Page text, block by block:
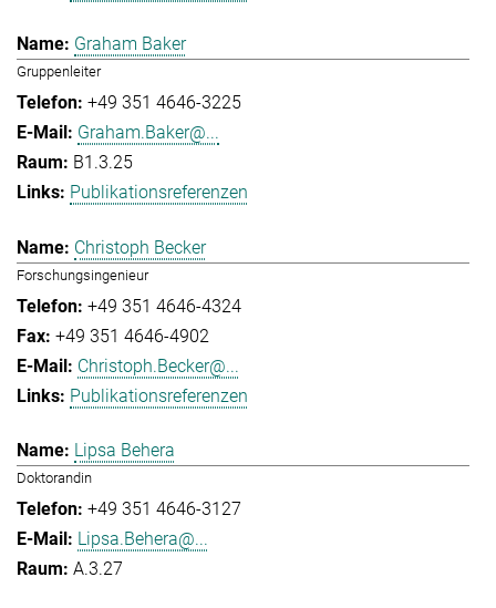
Graham Baker
Gruppenleiter
+49 351 4646-3225
Graham.Baker@...
B1.3.25
Publikationsreferenzen
Christoph Becker
Forschungsingenieur
+49 351 4646-4324
+49 351 4646-4902
Christoph.Becker@...
Publikationsreferenzen
Lipsa Behera
Doktorandin
+49 351 4646-3127
Lipsa.Behera@...
A.3.27